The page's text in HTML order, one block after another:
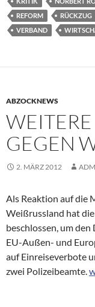
REFORM
RÜCKZUG
VERBAND
ABZOCKNEWS
GEGEN
2. MÄRZ 2012
Als Reaktion auf die
Weißrussland hat
beschlossen, um
EU-Außen- und
auf Einreiseverbote
zwei Polizeibeamte.